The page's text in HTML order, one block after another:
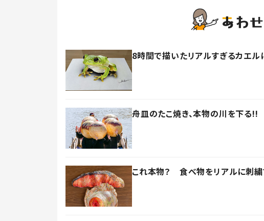
8時間で描いたリアルすぎるカエ
舟皿のたこ焼き、本物の川を下る
これ本物？ 食べ物をリアルに刺繍